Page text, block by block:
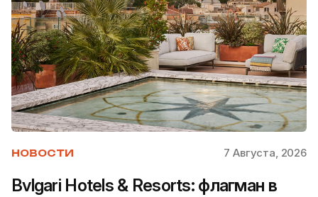
НОВОСТИ 7 Августа, 2026
Bvlgari Hotels & Resorts: флагман в